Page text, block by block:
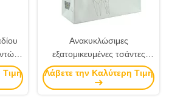
το
Τιμή
Ανακυκλώσιμες
εξατομικευμένες τσάντες
δώρων εγγράφου, επί
παραγγελία τσάντες
Λάβετε την Καλύτερη Τιμή